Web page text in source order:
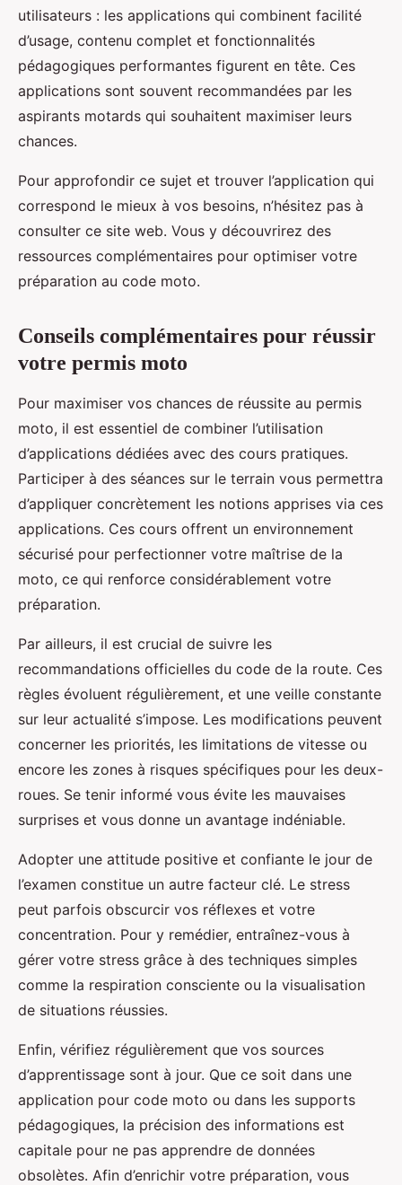
utilisateurs : les applications qui combinent facilité
d’usage, contenu complet et fonctionnalités
pédagogiques performantes figurent en tête. Ces
applications sont souvent recommandées par les
aspirants motards qui souhaitent maximiser leurs
chances.
Pour approfondir ce sujet et trouver l’application qui
correspond le mieux à vos besoins, n’hésitez pas à
consulter ce site web. Vous y découvrirez des
ressources complémentaires pour optimiser votre
préparation au code moto.
Conseils complémentaires pour réussir
votre permis moto
Pour maximiser vos chances de réussite au permis
moto, il est essentiel de combiner l’utilisation
d’applications dédiées avec des cours pratiques.
Participer à des séances sur le terrain vous permettra
d’appliquer concrètement les notions apprises via ces
applications. Ces cours offrent un environnement
sécurisé pour perfectionner votre maîtrise de la
moto, ce qui renforce considérablement votre
préparation.
Par ailleurs, il est crucial de suivre les
recommandations officielles du code de la route. Ces
règles évoluent régulièrement, et une veille constante
sur leur actualité s’impose. Les modifications peuvent
concerner les priorités, les limitations de vitesse ou
encore les zones à risques spécifiques pour les deux-
roues. Se tenir informé vous évite les mauvaises
surprises et vous donne un avantage indéniable.
Adopter une attitude positive et confiante le jour de
l’examen constitue un autre facteur clé. Le stress
peut parfois obscurcir vos réflexes et votre
concentration. Pour y remédier, entraînez-vous à
gérer votre stress grâce à des techniques simples
comme la respiration consciente ou la visualisation
de situations réussies.
Enfin, vérifiez régulièrement que vos sources
d’apprentissage sont à jour. Que ce soit dans une
application pour code moto ou dans les supports
pédagogiques, la précision des informations est
capitale pour ne pas apprendre de données
obsolètes. Afin d’enrichir votre préparation, vous